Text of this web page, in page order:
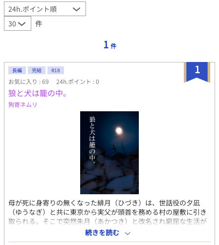
件
1 件
1
長編 完結 R18
お気に入り : 69 24h.ポイント : 0
狼と犬は籠の中。
狗嵜ネムリ
母が死に身寄りの無くなった緋月（ひづき）は、世話役の夕凪
（ゆうなぎ）と共に東京から実父が頭首を務める村の屋敷に引き
取られる。そこで突然朱月（あかつき）と改名され窮屈な生活が
始まったが、屋敷の次期頭首・夜霧により絶対服従のルールを強
いられ、何かにつけて体を弄ばれることとなる。
続きを読む